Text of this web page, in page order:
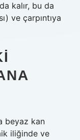
kalır, bu da
ve çarpıntıya
beyaz kan
iliğinde ve